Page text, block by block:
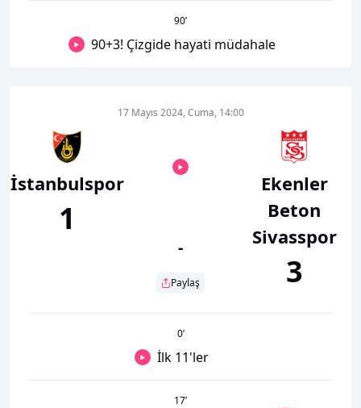
90’
90+3! Çizgide hayati müdahale
İstanbulspor
1
17 Mayıs 2024, Cuma, 14:00
-
Paylaş
Ekenler
Beton
Sivasspor
3
0’
İlk 11'ler
17’